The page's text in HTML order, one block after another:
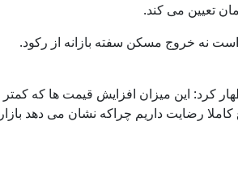
تعیین می کند.
نه خروج مسکن سفته بازانه از رکود.
اظهار کرد: این میزان افزایش قیمت ها که کمتر
رضایت داریم چراکه نشان می دهد بازار